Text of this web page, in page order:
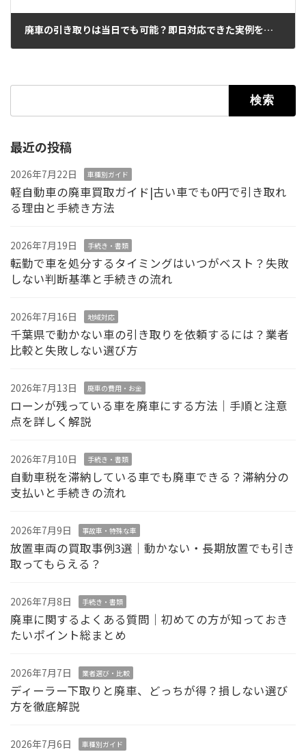
廃車の引き取りは当日でも可能？即日対応できた実例を解説
最近の投稿
2026年7月22日 車種別ガイド
軽自動車の廃車買取ガイド|古い車でも0円で引き取れ
る理由と手続き方法
2026年7月19日 手続き・書類
転勤で車を処分するタイミングはいつがベスト？失敗
しない判断基準と手続きの流れ
2026年7月16日 地域対応
千葉県で動かない車の引き取りを依頼するには？業者
比較と失敗しない選び方
2026年7月13日 廃車の費用・お金
ローンが残っている車を廃車にする方法｜手順と注意
点を詳しく解説
2026年7月10日 手続き・書類
自動車税を滞納している車でも廃車できる？滞納分の
支払いと手続きの流れ
2026年7月9日 事故車・特殊な車
放置車両の買取事例3選｜動かない・長期放置でも引き
取ってもらえる？
2026年7月8日 手続き・書類
廃車に関するよくある質問｜初めての方が知っておき
たいポイント総まとめ
2026年7月7日 業者選び・比較
ディーラー下取りと廃車、どっちが得？損しない選び
方を徹底解説
2026年7月6日 車種別ガイド